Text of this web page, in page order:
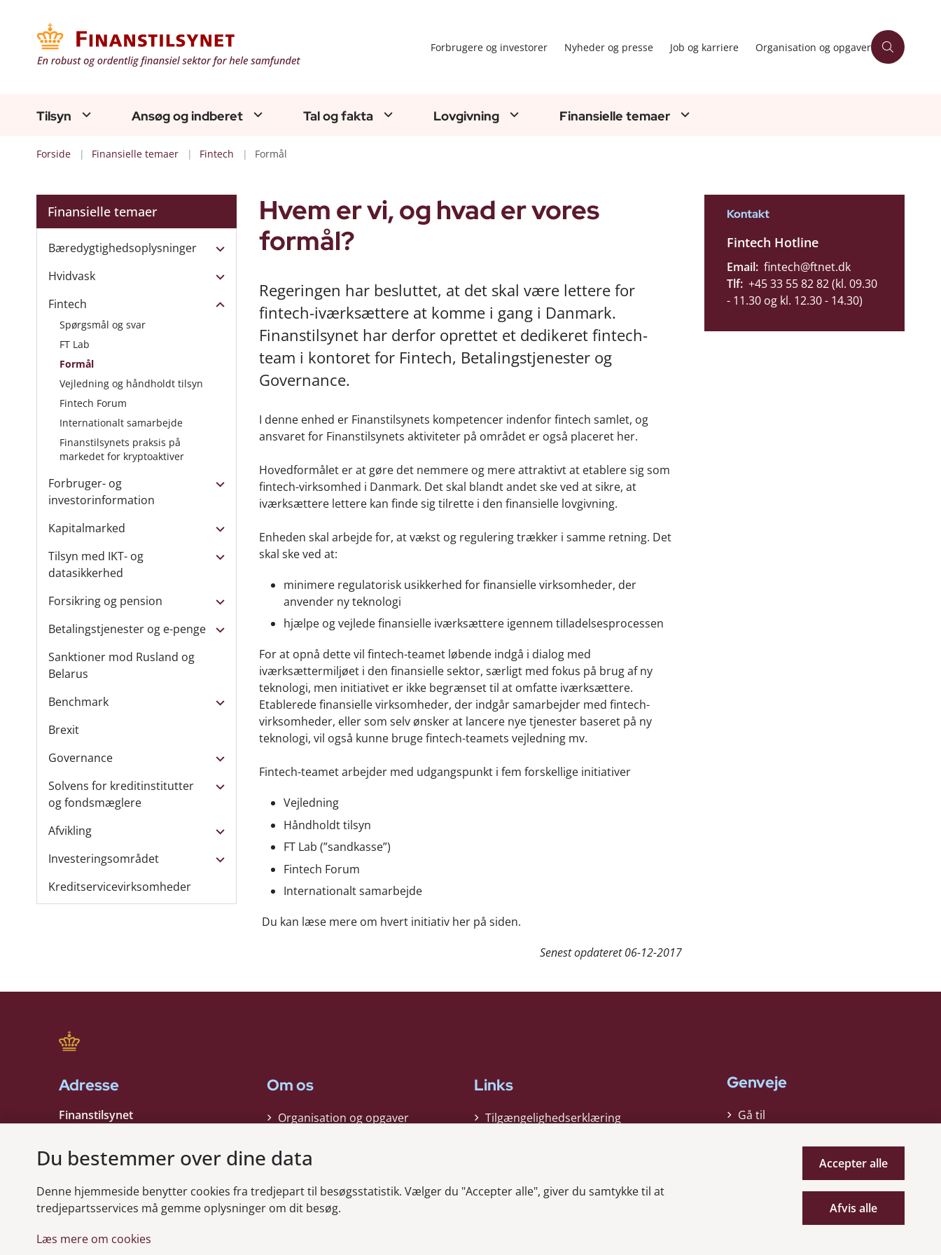
Forbrugere og investorer Nyheder og presse Job og karriere Organisation og opgaver
Tilsyn Ansøg og indberet Tal og fakta Lovgivning Finansielle temaer
Forside Finansielle temaer Fintech Formål
Finansielle temaer
Bæredygtighedsoplysninger
Hvidvask
Fintech
Spørgsmål og svar
FT Lab
Formål
Vejledning og håndholdt tilsyn
Fintech Forum
Internationalt samarbejde
Finanstilsynets praksis på
markedet for kryptoaktiver
Forbruger- og
investorinformation
Kapitalmarked
Tilsyn med IKT- og
datasikkerhed
Forsikring og pension
Betalingstjenester og e-penge
Sanktioner mod Rusland og
Belarus
Benchmark
Brexit
Governance
Solvens for kreditinstitutter
og fondsmæglere
Afvikling
Investeringsområdet
Kreditservicevirksomheder
Hvem er vi, og hvad er vores
formål?
Regeringen har besluttet, at det skal være lettere for
fintech-iværksættere at komme i gang i Danmark.
Finanstilsynet har derfor oprettet et dedikeret fintech-
team i kontoret for Fintech, Betalingstjenester og
Governance.
I denne enhed er Finanstilsynets kompetencer indenfor fintech samlet, og
ansvaret for Finanstilsynets aktiviteter på området er også placeret her.
Hovedformålet er at gøre det nemmere og mere attraktivt at etablere sig som
fintech-virksomhed i Danmark. Det skal blandt andet ske ved at sikre, at
iværksættere lettere kan finde sig tilrette i den finansielle lovgivning.
Enheden skal arbejde for, at vækst og regulering trækker i samme retning. Det
skal ske ved at:
minimere regulatorisk usikkerhed for finansielle virksomheder, der
anvender ny teknologi
hjælpe og vejlede finansielle iværksættere igennem tilladelsesprocessen
For at opnå dette vil fintech-teamet løbende indgå i dialog med
iværksættermiljøet i den finansielle sektor, særligt med fokus på brug af ny
teknologi, men initiativet er ikke begrænset til at omfatte iværksættere.
Etablerede finansielle virksomheder, der indgår samarbejder med fintech-
virksomheder, eller som selv ønsker at lancere nye tjenester baseret på ny
teknologi, vil også kunne bruge fintech-teamets vejledning mv.
Fintech-teamet arbejder med udgangspunkt i fem forskellige initiativer
Vejledning
Håndholdt tilsyn
FT Lab (”sandkasse”)
Fintech Forum
Internationalt samarbejde
Du kan læse mere om hvert initiativ her på siden.
Senest opdateret06-12-2017
Kontakt
Fintech Hotline
Email: fintech@ftnet.dk
Tlf: +45 33 55 82 82 (kl. 09.30
- 11.30 og kl. 12.30 - 14.30)
Adresse
Finanstilsynet
1401 København K
CVR nummer:10598184
Om os
Organisation og opgaver
Kontakt
Modtag nyheder
Links
Tilgængelighedserklæring
Whistleblower
Genveje
Gå til
Du bestemmer over dine data
Denne hjemmeside benytter cookies fra tredjepart til besøgsstatistik. Vælger du "Accepter alle", giver du samtykke til at
tredjepartsservices må gemme oplysninger om dit besøg.
Læs mere om cookies
Accepter alle
Afvis alle